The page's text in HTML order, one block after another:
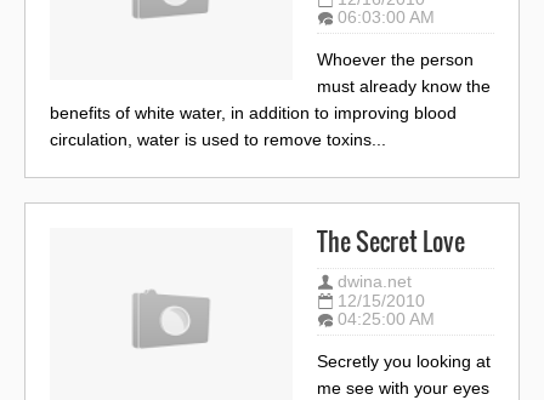
06:03:00 AM
Whoever the person
must already know the
benefits of white water, in addition to improving blood
circulation, water is used to remove toxins...
The Secret Love
dwina.net
12/15/2010
04:25:00 AM
Secretly you looking at
me see with your eyes